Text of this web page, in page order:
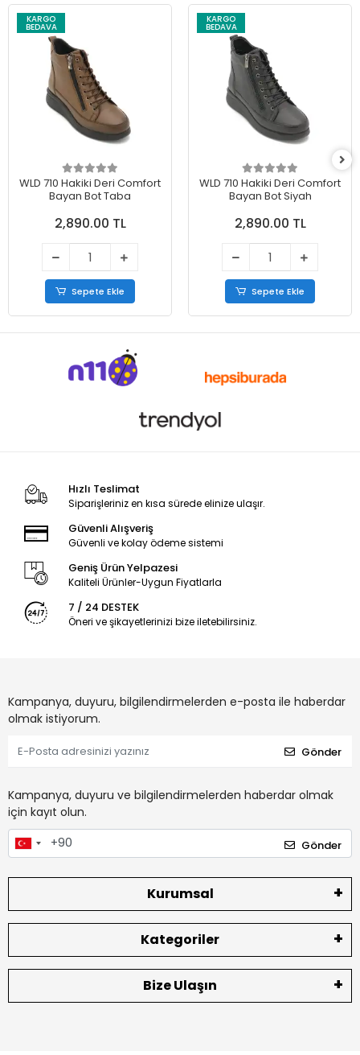
KARGO
BEDAVA
WLD 710 Hakiki Deri Comfort
Bayan Bot Taba
2,890.00 TL
Sepete Ekle
KARGO
BEDAVA
WLD 710 Hakiki Deri Comfort
Bayan Bot Siyah
2,890.00 TL
Sepete Ekle
Hızlı Teslimat
Siparişleriniz en kısa sürede elinize ulaşır.
Güvenli Alışveriş
Güvenli ve kolay ödeme sistemi
Geniş Ürün Yelpazesi
Kaliteli Ürünler-Uygun Fiyatlarla
7 / 24 DESTEK
Öneri ve şikayetlerinizi bize iletebilirsiniz.
Kampanya, duyuru, bilgilendirmelerden e-posta ile haberdar
olmak istiyorum.
Gönder
Kampanya, duyuru ve bilgilendirmelerden haberdar olmak
için kayıt olun.
Gönder
Kurumsal
Kategoriler
Bize Ulaşın